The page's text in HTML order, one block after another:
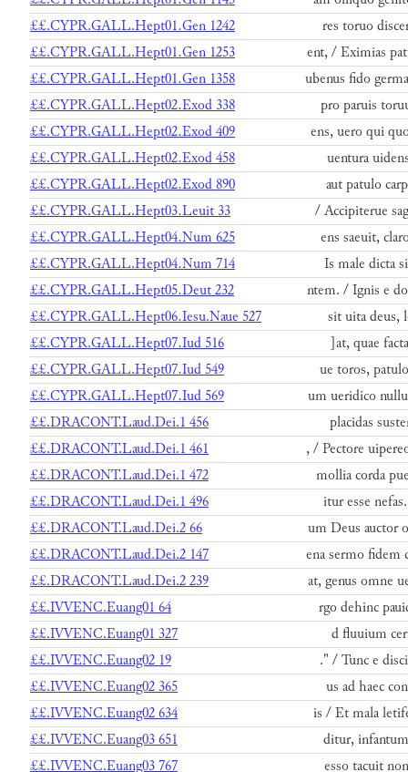
££.CYPR.GALL.Hept01.Gen 1242
res toruo
££.CYPR.GALL.Hept01.Gen 1253
ent, / Eximias
££.CYPR.GALL.Hept01.Gen 1358
ubenus fido
££.CYPR.GALL.Hept02.Exod 338
pro paruis
££.CYPR.GALL.Hept02.Exod 409
ens, uero qui
££.CYPR.GALL.Hept02.Exod 458
uentura
££.CYPR.GALL.Hept02.Exod 890
aut patulo
££.CYPR.GALL.Hept03.Leuit 33
/ Accipiterue
££.CYPR.GALL.Hept04.Num 625
ens saeuit,
££.CYPR.GALL.Hept04.Num 714
Is male dicta
££.CYPR.GALL.Hept05.Deut 232
ntem. / Ignis e
££.CYPR.GALL.Hept06.Iesu.Naue 527
sit uita deus,
££.CYPR.GALL.Hept07.Iud 516
]at, quae
££.CYPR.GALL.Hept07.Iud 549
ue toros,
££.CYPR.GALL.Hept07.Iud 569
um ueridico
££.DRACONT.Laud.Dei.1 456
placidas
££.DRACONT.Laud.Dei.1 461
, / Pectore
££.DRACONT.Laud.Dei.1 472
mollia corda
££.DRACONT.Laud.Dei.1 496
itur esse
££.DRACONT.Laud.Dei.2 66
um Deus auctor
££.DRACONT.Laud.Dei.2 147
ena sermo fidem
££.DRACONT.Laud.Dei.2 239
at, genus omne
££.IVVENC.Euang01 64
rgo dehinc
££.IVVENC.Euang01 327
d fluuium
££.IVVENC.Euang02 19
." / Tunc e
££.IVVENC.Euang02 365
us ad haec
££.IVVENC.Euang02 634
is / Et mala
££.IVVENC.Euang03 651
ditur,
££.IVVENC.Euang03 767
esso tacuit